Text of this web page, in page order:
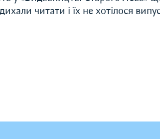
читати і їх не хотілося